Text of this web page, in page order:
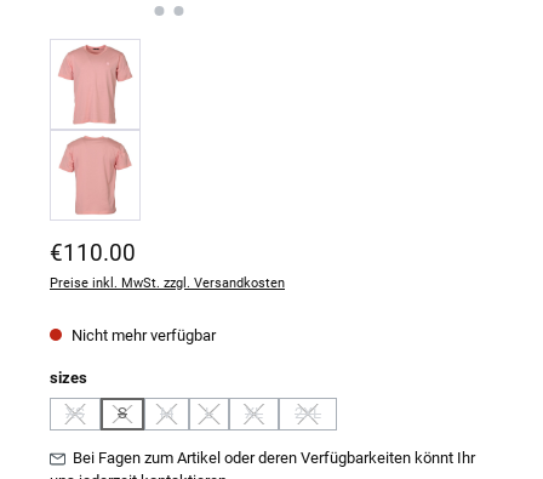
Regulärer Preis:
€110.00
Preise inkl. MwSt. zzgl. Versandkosten
Nicht mehr verfügbar
sizesauswählen
XS
(Diese Option ist zurzeit nicht verfügbar.)
S
(Diese Option ist zurzeit nicht verfügbar.)
M
(Diese Option ist zurzeit nicht verfügbar.)
L
(Diese Option ist zurzeit nicht verfügbar.)
XL
(Diese Option ist zurzeit nicht verfügbar.)
2XL
(Diese Option ist zurzeit nicht
Bei Fagen zum Artikel oder deren Verfügbarkeiten könnt Ihr